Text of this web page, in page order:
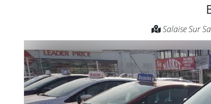
Salaise Sur